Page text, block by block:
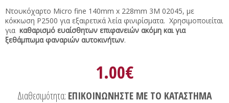
Ντουκόχαρτο Micro fine 140mm x 228mm 3M 02045, με
κόκκωση P2500 για εξαιρετικά λεία φινιρίσματα. Χρησιμοποιείται
για καθαρισμό ευαίσθητων επιφανειών ακόμη και για
ξεθάμπωμα φαναριών αυτοκινήτων.
1.00€
Διαθεσιμότητα: ΕΠΙΚΟΙΝΩΝΗΣΤΕ ΜΕ ΤΟ ΚΑΤΑΣΤΗΜΑ